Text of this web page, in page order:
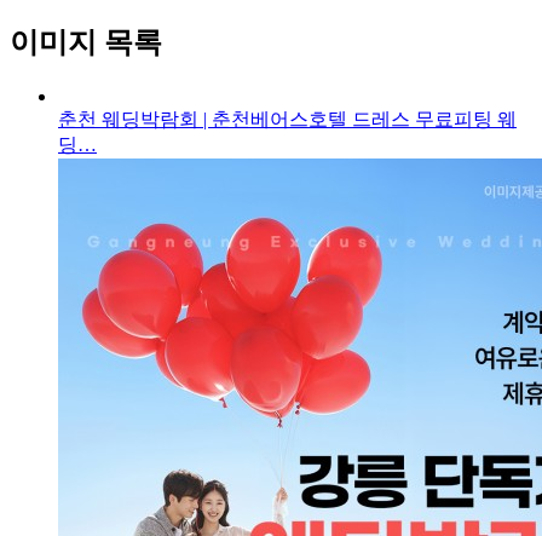
이미지 목록
춘천 웨딩박람회 | 춘천베어스호텔 드레스 무료피팅 웨
딩…